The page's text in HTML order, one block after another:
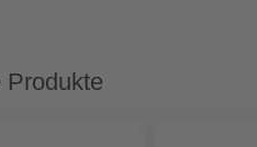
Produkte